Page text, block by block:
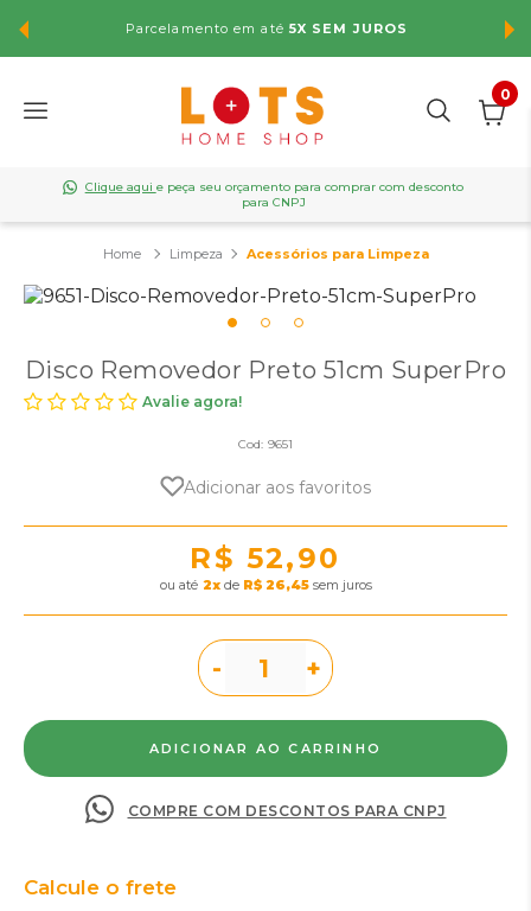
Parcelamento em até 5X SEM JUROS
0
Clique aqui e peça seu orçamento para comprar com desconto
para CNPJ
Limpeza Acessórios para Limpeza
Disco Removedor Preto 51cm SuperPro
Avalie agora!
Cod: 9651
Adicionar aos favoritos
R$ 52,90
ou 2xde R$ 26,45sem juros
- +
COMPRE COM DESCONTOS PARA CNPJ
Calcule o frete